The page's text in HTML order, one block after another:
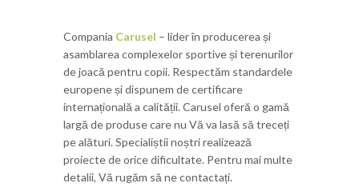
Compania Carusel – lider în producerea și
asamblarea complexelor sportive și terenurilor
de joacă pentru copii. Respectăm standardele
europene și dispunem de certificare
internațională a calității. Carusel oferă o gamă
largă de produse care nu Vă va lasă să treceți
pe alături. Specialiștii noștri realizează
proiecte de orice dificultate. Pentru mai multe
detalii, Vă rugăm să ne contactați.